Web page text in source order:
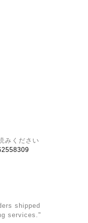
みください
shipped
services."